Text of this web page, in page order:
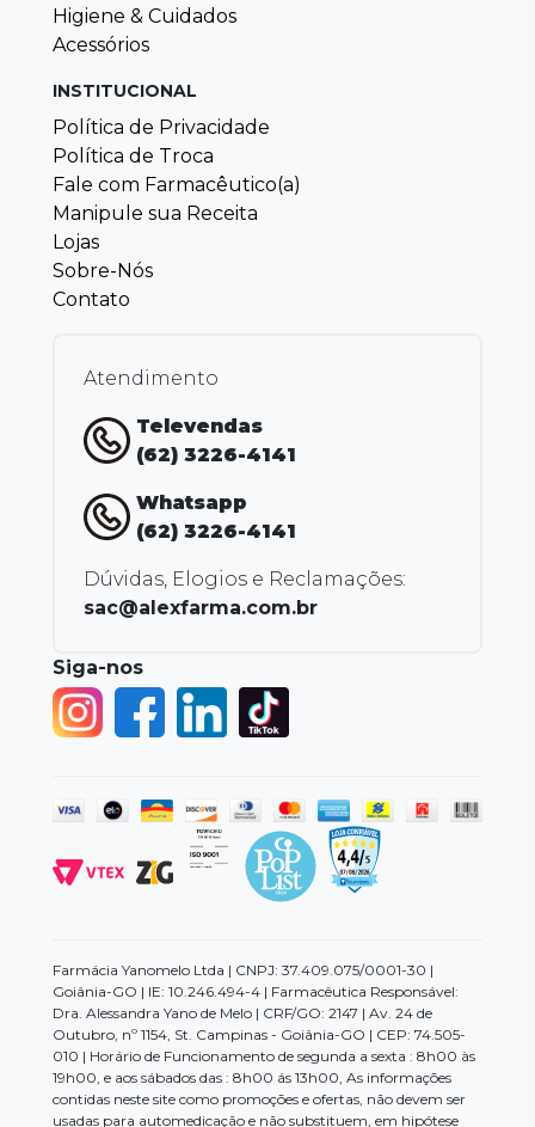
Higiene & Cuidados
Acessórios
INSTITUCIONAL
Política de Privacidade
Política de Troca
Fale com Farmacêutico(a)
Manipule sua Receita
Lojas
Sobre-Nós
Contato
Atendimento
Televendas
(62) 3226-4141
Whatsapp
(62) 3226-4141
Dúvidas, Elogios e Reclamações:
sac@alexfarma.com.br
Siga-nos
Farmácia Yanomelo Ltda | CNPJ: 37.409.075/0001-30 |
Goiânia-GO | IE: 10.246.494-4 | Farmacêutica Responsável:
Dra. Alessandra Yano de Melo | CRF/GO: 2147 | Av. 24 de
Outubro, nº 1154, St. Campinas - Goiânia-GO | CEP: 74.505-
010 | Horário de Funcionamento de segunda a sexta : 8h00 às
19h00, e aos sábados das : 8h00 ás 13h00, As informações
contidas neste site como promoções e ofertas, não devem ser
usadas para automedicação e não substituem, em hipótese